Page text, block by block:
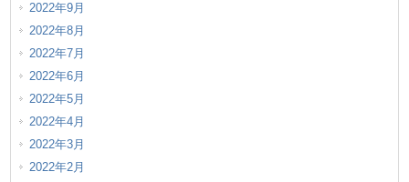
2022年9月
2022年8月
2022年7月
2022年6月
2022年5月
2022年4月
2022年3月
2022年2月